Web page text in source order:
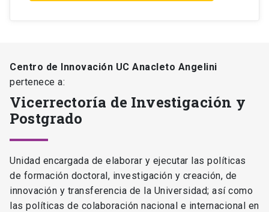
Centro de Innovación UC Anacleto Angelini
pertenece a:
Vicerrectoría de Investigación y
Postgrado
Unidad encargada de elaborar y ejecutar las políticas
de formación doctoral, investigación y creación, de
innovación y transferencia de la Universidad; así como
las políticas de colaboración nacional e internacional en